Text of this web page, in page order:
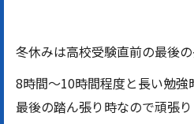
冬休みは高校受験直前の最後の
8時間～10時間程度と長い勉強
最後の踏ん張り時なので頑張り